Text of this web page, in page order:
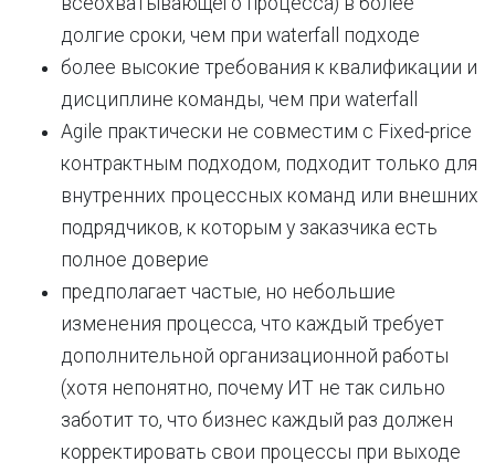
долгие сроки, чем при waterfall подходе
более высокие требования к квалификации и
дисциплине команды, чем при waterfall
Agile практически не совместим с Fixed-price
контрактным подходом, подходит только для
внутренних процессных команд или внешних
подрядчиков, к которым у заказчика есть
полное доверие
предполагает частые, но небольшие
изменения процесса, что каждый требует
дополнительной организационной работы
(хотя непонятно, почему ИТ не так сильно
заботит то, что бизнес каждый раз должен
корректировать свои процессы при выходе